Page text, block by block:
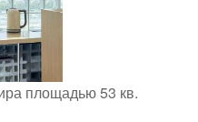
площадью 53 кв.